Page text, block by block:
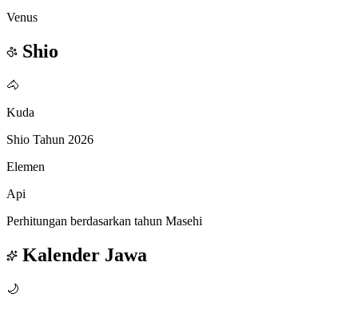
Venus
Shio
🐴
Kuda
Shio Tahun 2026
Elemen
Api
Perhitungan berdasarkan tahun Masehi
Kalender Jawa
🌙